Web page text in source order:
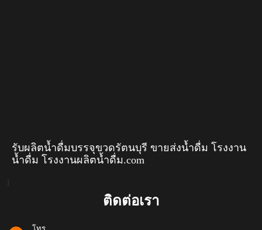
รับผลิตน้ำดื่มบรรจุขวดรัตนบุรี ขายส่งน้ำดื่ม โรงงาน
น้ำดื่ม โรงงานผลิตน้ำดื่ม.com
ติดต่อเรา